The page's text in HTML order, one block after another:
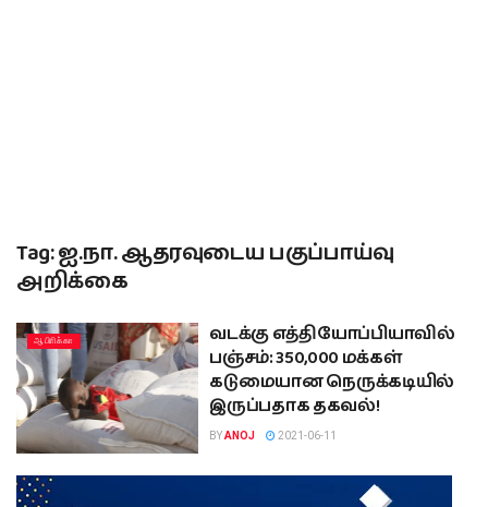
Tag:ஐ.நா. ஆதரவுடைய பகுப்பாய்வு
அறிக்கை
ஆபிாிக்கா
வடக்கு எத்தியோப்பியாவில்
பஞ்சம்: 350,000 மக்கள்
கடுமையான நெருக்கடியில்
இருப்பதாக தகவல்!
BYANOJ 2021-06-11